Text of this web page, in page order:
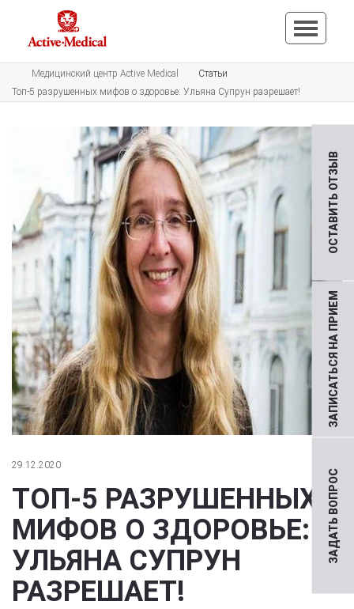
ЗАДАТЬ ВОПРОС
ЗАПИСАТЬСЯ НА ПРИЕМ
ОСТАВИТЬ ОТЗЫВ
Медицинский центр Active Medical
Статьи
Топ-5 разрушенных мифов о здоровье: Ульяна Супрун разрешает!
29.12.2020
ТОП-5 РАЗРУШЕННЫХ
МИФОВ О ЗДОРОВЬЕ:
УЛЬЯНА СУПРУН
РАЗРЕШАЕТ!